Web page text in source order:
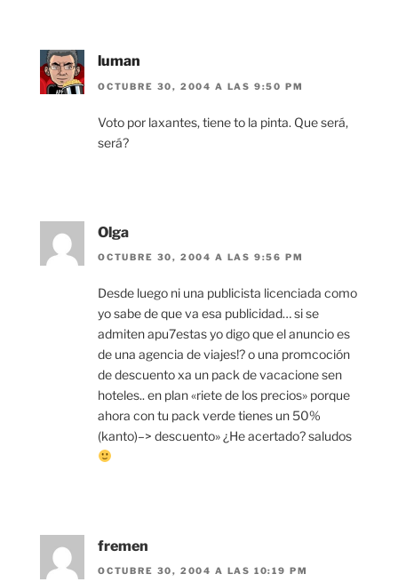
luman
OCTUBRE 30, 2004 A LAS 9:50 PM
Voto por laxantes, tiene to la pinta. Que será,
será?
Olga
OCTUBRE 30, 2004 A LAS 9:56 PM
Desde luego ni una publicista licenciada como
yo sabe de que va esa publicidad… si se
admiten apu7estas yo digo que el anuncio es
de una agencia de viajes!? o una promcoción
de descuento xa un pack de vacacione sen
hoteles.. en plan «riete de los precios» porque
ahora con tu pack verde tienes un 50%
(kanto)–> descuento» ¿He acertado? saludos
fremen
OCTUBRE 30, 2004 A LAS 10:19 PM